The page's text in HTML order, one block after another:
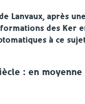
Lanvaux, après
des Ker
à ce
: en